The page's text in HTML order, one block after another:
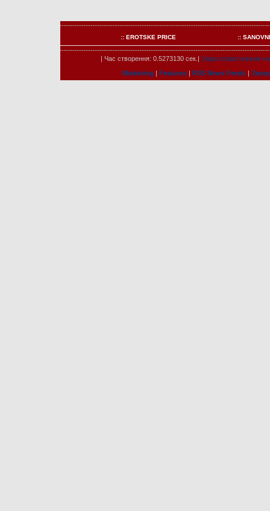
:: EROTSKE PRICE ::
| Час створення: 0.5273130 сек.| Зараз користувачів на
Marketing | Features | RSS News Feeds |